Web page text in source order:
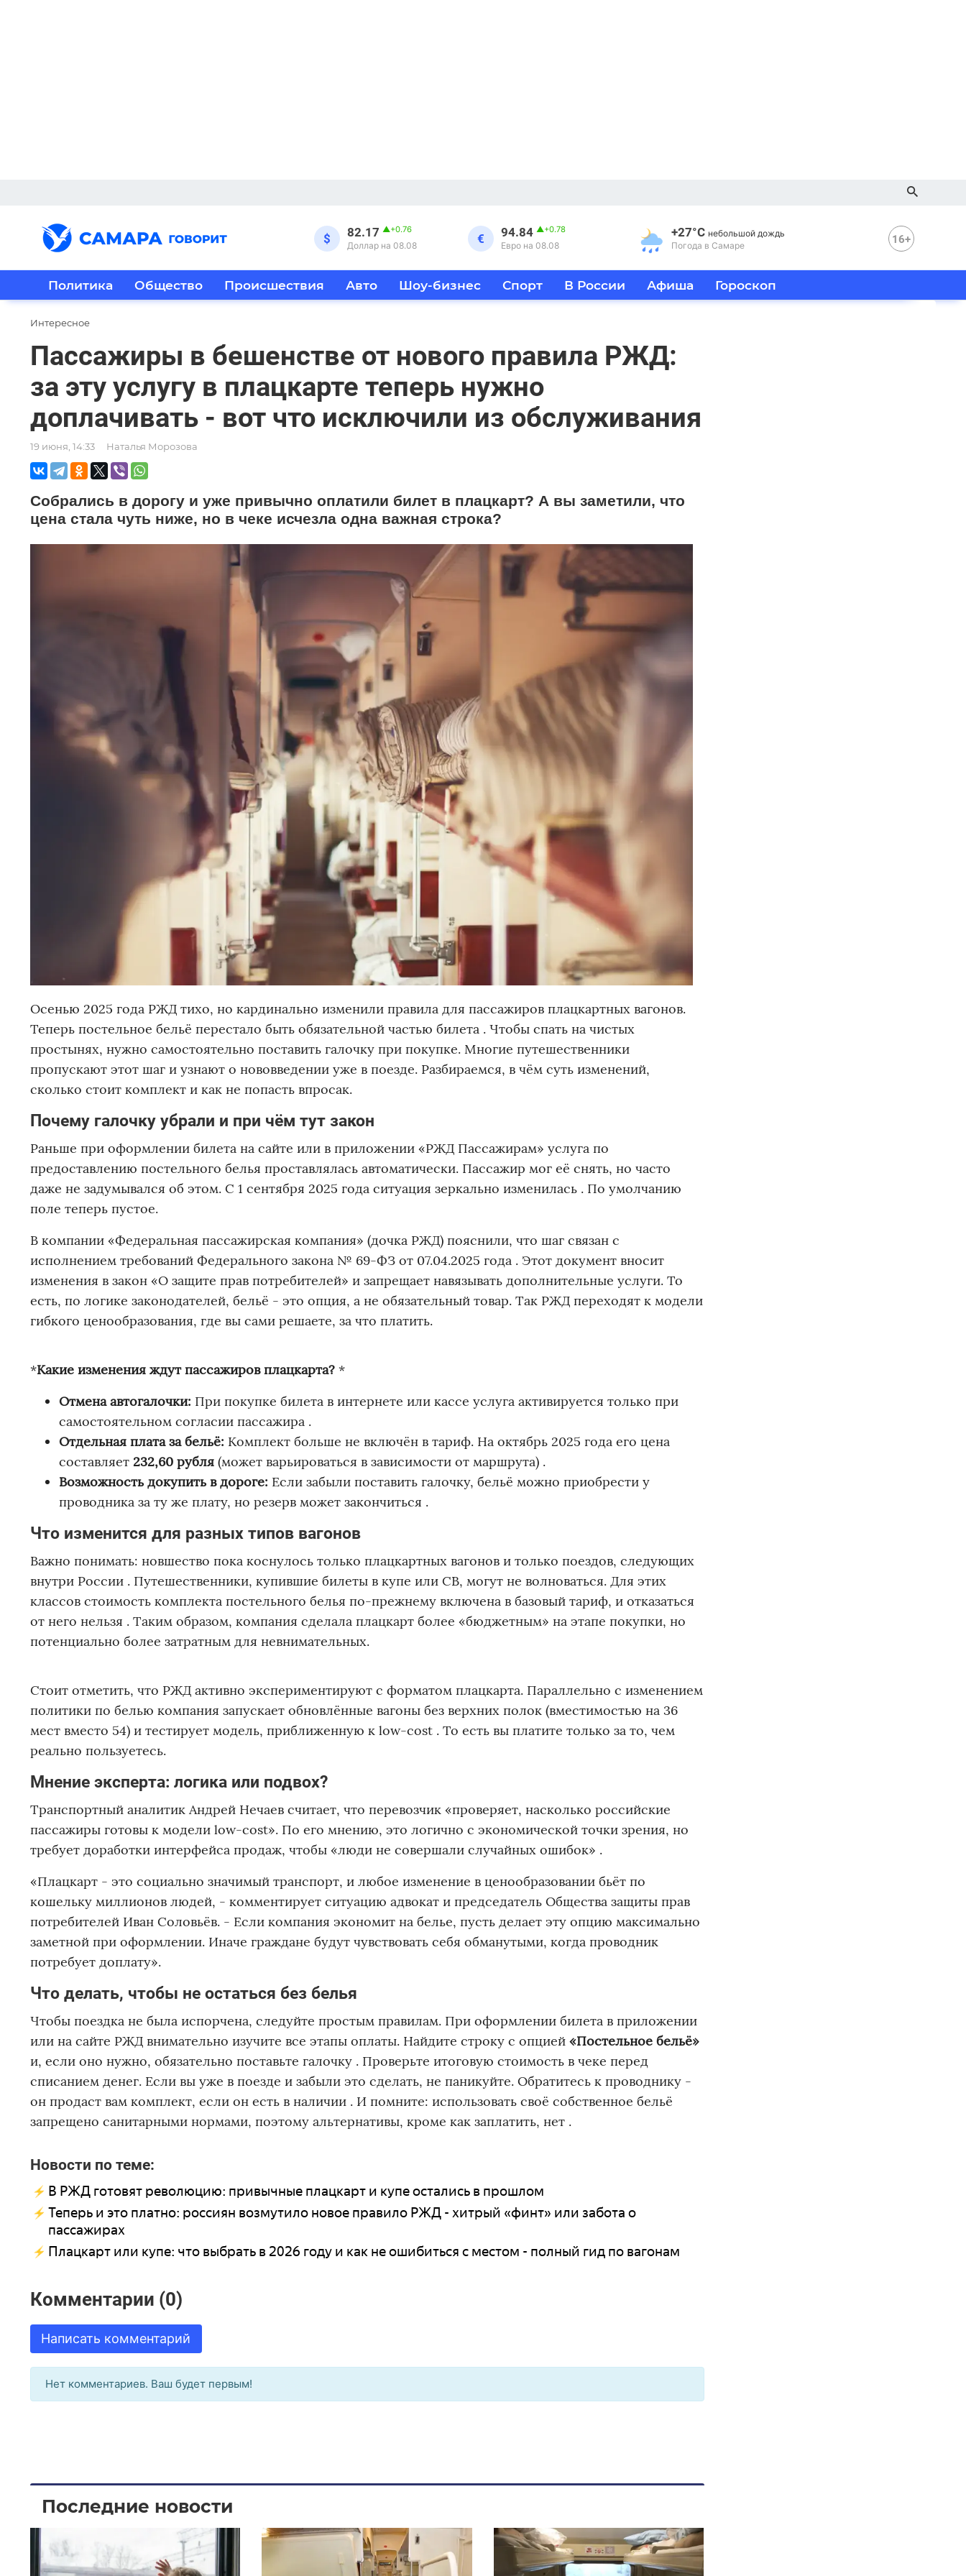
$ 82.17 ▲+0.76
Доллар на 08.08 € 94.84 ▲+0.78
Евро на 08.08
+27°C небольшой дождь
Погода в Самаре
16+
Политика Общество Происшествия Авто Шоу-бизнес Спорт В России Афиша Гороскоп
Интересное
Пассажиры в бешенстве от нового правила РЖД:
за эту услугу в плацкарте теперь нужно
доплачивать - вот что исключили из обслуживания
19 июня, 14:33 Наталья Морозова
Собрались в дорогу и уже привычно оплатили билет в плацкарт? А вы заметили, что
цена стала чуть ниже, но в чеке исчезла одна важная строка?
Осенью 2025 года РЖД тихо, но кардинально изменили правила для пассажиров плацкартных вагонов.
Теперь постельное бельё перестало быть обязательной частью билета . Чтобы спать на чистых
простынях, нужно самостоятельно поставить галочку при покупке. Многие путешественники
пропускают этот шаг и узнают о нововведении уже в поезде. Разбираемся, в чём суть изменений,
сколько стоит комплект и как не попасть впросак.
Почему галочку убрали и при чём тут закон
Раньше при оформлении билета на сайте или в приложении «РЖД Пассажирам» услуга по
предоставлению постельного белья проставлялась автоматически. Пассажир мог её снять, но часто
даже не задумывался об этом. С 1 сентября 2025 года ситуация зеркально изменилась . По умолчанию
поле теперь пустое.
В компании «Федеральная пассажирская компания» (дочка РЖД) пояснили, что шаг связан с
исполнением требований Федерального закона № 69-ФЗ от 07.04.2025 года . Этот документ вносит
изменения в закон «О защите прав потребителей» и запрещает навязывать дополнительные услуги. То
есть, по логике законодателей, бельё - это опция, а не обязательный товар. Так РЖД переходят к модели
гибкого ценообразования, где вы сами решаете, за что платить.
*Какие изменения ждут пассажиров плацкарта? *
Отмена автогалочки: При покупке билета в интернете или кассе услуга активируется только при
самостоятельном согласии пассажира .
Отдельная плата за бельё: Комплект больше не включён в тариф. На октябрь 2025 года его цена
составляет 232,60 рубля (может варьироваться в зависимости от маршрута) .
Возможность докупить в дороге: Если забыли поставить галочку, бельё можно приобрести у
проводника за ту же плату, но резерв может закончиться .
Что изменится для разных типов вагонов
Важно понимать: новшество пока коснулось только плацкартных вагонов и только поездов, следующих
внутри России . Путешественники, купившие билеты в купе или СВ, могут не волноваться. Для этих
классов стоимость комплекта постельного белья по-прежнему включена в базовый тариф, и отказаться
от него нельзя . Таким образом, компания сделала плацкарт более «бюджетным» на этапе покупки, но
потенциально более затратным для невнимательных.
Стоит отметить, что РЖД активно экспериментируют с форматом плацкарта. Параллельно с изменением
политики по белью компания запускает обновлённые вагоны без верхних полок (вместимостью на 36
мест вместо 54) и тестирует модель, приближенную к low-cost . То есть вы платите только за то, чем
реально пользуетесь.
Мнение эксперта: логика или подвох?
Транспортный аналитик Андрей Нечаев считает, что перевозчик «проверяет, насколько российские
пассажиры готовы к модели low-cost». По его мнению, это логично с экономической точки зрения, но
требует доработки интерфейса продаж, чтобы «люди не совершали случайных ошибок» .
«Плацкарт - это социально значимый транспорт, и любое изменение в ценообразовании бьёт по
кошельку миллионов людей, - комментирует ситуацию адвокат и председатель Общества защиты прав
потребителей Иван Соловьёв. - Если компания экономит на белье, пусть делает эту опцию максимально
заметной при оформлении. Иначе граждане будут чувствовать себя обманутыми, когда проводник
потребует доплату».
Что делать, чтобы не остаться без белья
Чтобы поездка не была испорчена, следуйте простым правилам. При оформлении билета в приложении
или на сайте РЖД внимательно изучите все этапы оплаты. Найдите строку с опцией «Постельное бельё»
и, если оно нужно, обязательно поставьте галочку . Проверьте итоговую стоимость в чеке перед
списанием денег. Если вы уже в поезде и забыли это сделать, не паникуйте. Обратитесь к проводнику -
он продаст вам комплект, если он есть в наличии . И помните: использовать своё собственное бельё
запрещено санитарными нормами, поэтому альтернативы, кроме как заплатить, нет .
Новости по теме:
В РЖД готовят революцию: привычные плацкарт и купе остались в прошлом
Теперь и это платно: россиян возмутило новое правило РЖД - хитрый «финт» или забота о
пассажирах
Плацкарт или купе: что выбрать в 2026 году и как не ошибиться с местом - полный гид по вагонам
Комментарии (0)
Написать комментарий
Нет комментариев. Ваш будет первым!
Последние новости